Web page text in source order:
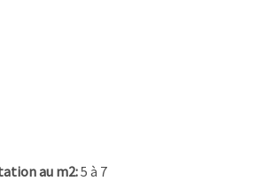
au m2 5 à 7